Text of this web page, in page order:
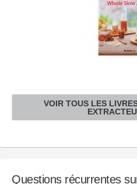
VOIR TOUS LES
Questions récurrentes